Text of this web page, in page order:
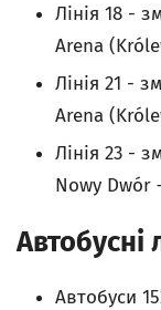
Лінія 18 -
Arena
Лінія 21 -
Arena
Лінія 23 -
Nowy Dwór
Автобусні
Автобуси